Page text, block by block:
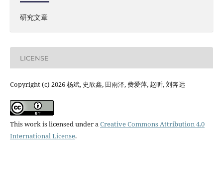
研究文章
LICENSE
Copyright (c) 2026 杨斌, 史欣鑫, 田雨泽, 费爱萍, 赵昕, 刘奔远
This work is licensed under aCreative Commons Attribution 4.0
International License.